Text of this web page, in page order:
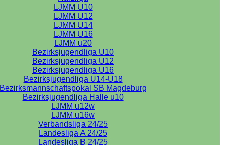
LJMM U10
LJMM U12
LJMM U14
LJMM U16
LJMM u20
Bezirksjugendliga U10
Bezirksjugendliga U12
Bezirksjugendliga U16
Bezirksjugendliga U14-U18
Bezirksmannschaftspokal SB Magdeburg
Bezirksjugendliga Halle u10
LJMM u12w
LJMM u16w
Verbandsliga 24/25
Landesliga A 24/25
Landesliga B 24/25